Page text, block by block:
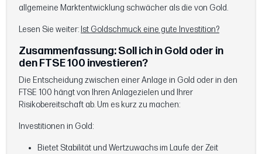
allgemeine Marktentwicklung schwächer als die von Gold.
Lesen Sie weiter: Ist Goldschmuck eine gute Investition?
Zusammenfassung: Soll ich in Gold oder in
den FTSE 100 investieren?
Die Entscheidung zwischen einer Anlage in Gold oder in den
FTSE 100 hängt von Ihren Anlagezielen und Ihrer
Risikobereitschaft ab. Um es kurz zu machen:
Investitionen in Gold:
Bietet Stabilität und Wertzuwachs im Laufe der Zeit